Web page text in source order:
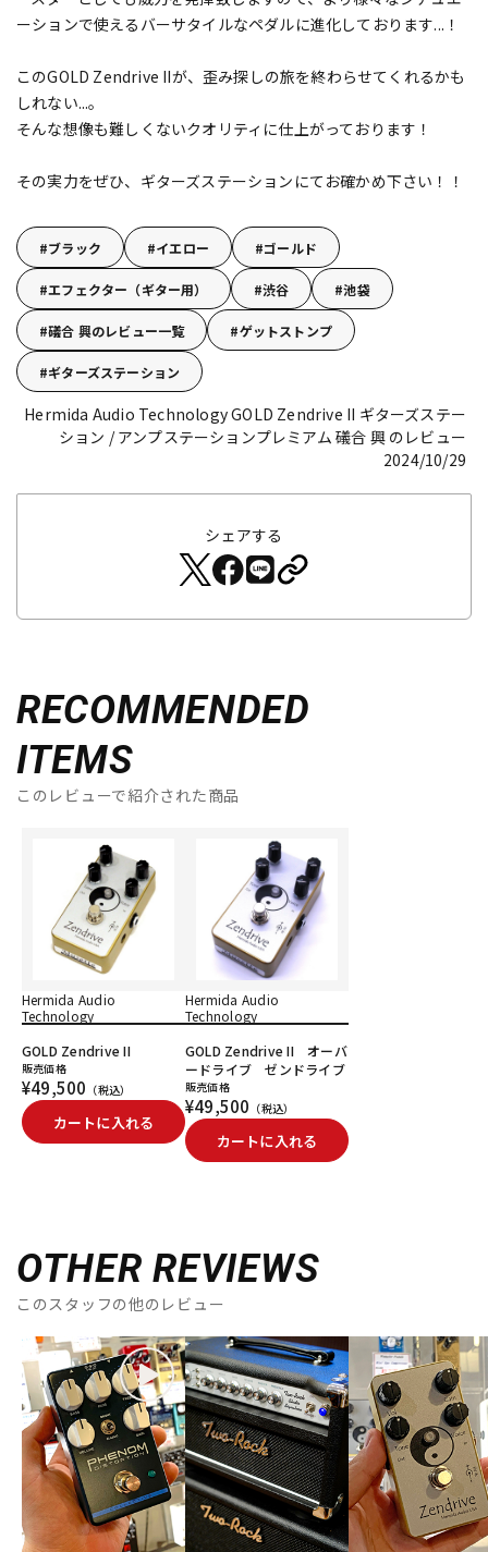
ーションで使えるバーサタイルなペダルに進化しております...！
このGOLD Zendrive IIが、歪み探しの旅を終わらせてくれるかも
しれない...。
そんな想像も難しくないクオリティに仕上がっております！
その実力をぜひ、ギターズステーションにてお確かめ下さい！！
ブラック イエロー ゴールド
エフェクター（ギター用） 渋谷 池袋
礒合 興のレビュー一覧 ゲットストンプ
ギターズステーション
Hermida Audio Technology GOLD Zendrive II ギターズステー
ション / アンプステーションプレミアム 礒合 興 のレビュー
2024/10/29
シェアする
RECOMMENDED
ITEMS
このレビューで紹介された商品
Hermida Audio
Technology
GOLD Zendrive II
販売価格
¥49,500 （税込）
カートに入れる
Hermida Audio
Technology
GOLD Zendrive II オーバ
ードライブ ゼンドライブ
販売価格
¥49,500 （税込）
カートに入れる
OTHER REVIEWS
このスタッフの他のレビュー